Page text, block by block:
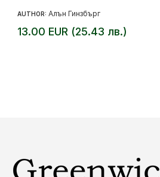
AUTHOR: Алън Гинзбърг
13.00 EUR (25.43 лв.)